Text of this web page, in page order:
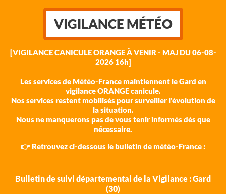
VIGILANCE MÉTÉO
[VIGILANCE CANICULE ORANGE À VENIR - MAJ DU 06-08-
2026 16h]
Les services de Météo-France maintiennent le Gard en
vigilance ORANGE canicule.
Nos services restent mobilisés pour surveiller l'évolution de
la situation.
Nous ne manquerons pas de vous tenir informés dès que
nécessaire.
👉 Retrouvez ci-dessous le bulletin de météo-France :
Bulletin de suivi départemental de la Vigilance : Gard
(30)